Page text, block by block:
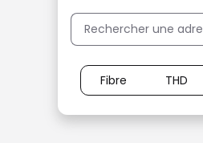
Fibre THD